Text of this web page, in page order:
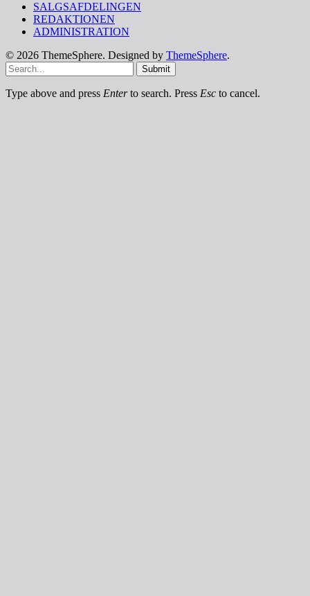
SALGSAFDELINGEN
REDAKTIONEN
ADMINISTRATION
© 2026 ThemeSphere. Designed by ThemeSphere.
Submit
Type above and press Enterto search. Press Esc to cancel.